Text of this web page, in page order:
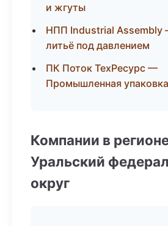
и жгуты
НПП Industrial Assembly
литьё под давлением
ПК Поток ТехРесурс —
Промышленная упаковка
Компании в
Уральский
округ